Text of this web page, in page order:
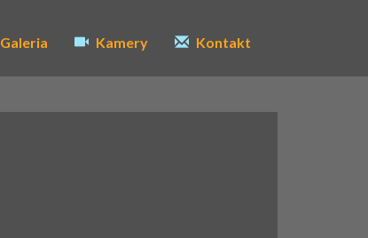
Galeria Kamery Kontakt